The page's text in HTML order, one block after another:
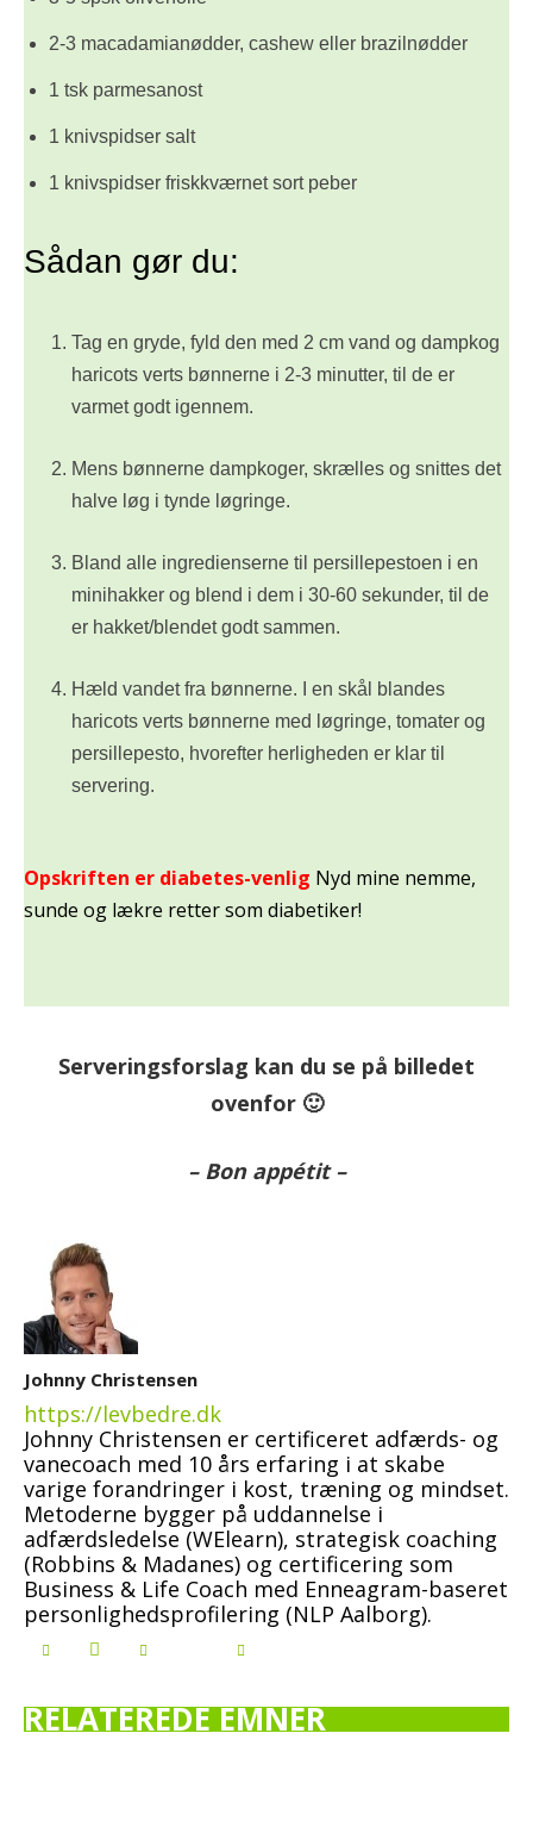
2-3 macadamianødder, cashew eller brazilnødder
1 tsk parmesanost
1 knivspidser salt
1 knivspidser friskkværnet sort peber
Sådan gør du:
Tag en gryde, fyld den med 2 cm vand og dampkog
haricots verts bønnerne i 2-3 minutter, til de er
varmet godt igennem.
Mens bønnerne dampkoger, skrælles og snittes det
halve løg i tynde løgringe.
Bland alle ingredienserne til persillepestoen i en
minihakker og blend i dem i 30-60 sekunder, til de
er hakket/blendet godt sammen.
Hæld vandet fra bønnerne. I en skål blandes
haricots verts bønnerne med løgringe, tomater og
persillepesto, hvorefter herligheden er klar til
servering.
Opskriften er diabetes-venlig Nyd mine nemme,
sunde og lækre retter som diabetiker!
Serveringsforslag kan du se på billedet
ovenfor 🙂
– Bon appétit –
Johnny Christensen
https://levbedre.dk
Johnny Christensen er certificeret adfærds- og
vanecoach med 10 års erfaring i at skabe
varige forandringer i kost, træning og mindset.
Metoderne bygger på uddannelse i
adfærdsledelse (WElearn), strategisk coaching
(Robbins & Madanes) og certificering som
Business & Life Coach med Enneagram-baseret
personlighedsprofilering (NLP Aalborg).
RELATEREDE EMNER